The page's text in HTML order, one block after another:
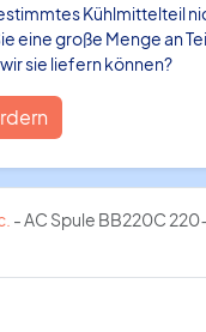
Kühlmittelteil
eine große Menge an
sie liefern können?
- AC Spule BB220C